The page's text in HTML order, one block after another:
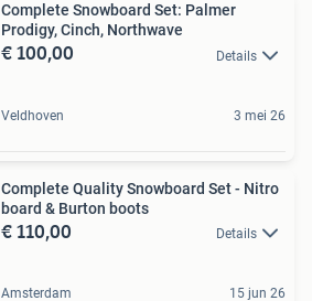
Complete Snowboard Set: Palmer
Prodigy, Cinch, Northwave
€ 100,00 Details
Veldhoven 3 mei 26
Complete Quality Snowboard Set - Nitro
board & Burton boots
€ 110,00 Details
Amsterdam 15 jun 26